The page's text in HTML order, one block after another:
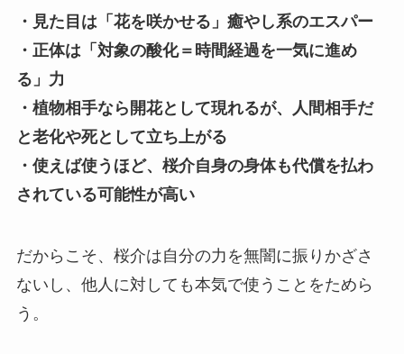
・見た目は「花を咲かせる」癒やし系のエスパー
・正体は「対象の酸化＝時間経過を一気に進め
る」力
・植物相手なら開花として現れるが、人間相手だ
と老化や死として立ち上がる
・使えば使うほど、桜介自身の身体も代償を払わ
されている可能性が高い
だからこそ、桜介は自分の力を無闇に振りかざさ
ないし、他人に対しても本気で使うことをためら
う。